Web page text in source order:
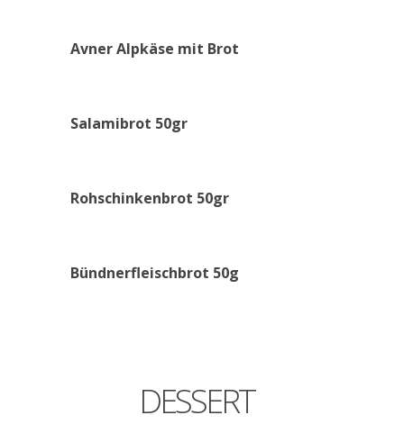
AvnerAlpkäse mit Brot
Salamibrot 50gr
Rohschinkenbrot 50gr
Bündnerfleischbrot 50g
DESSERT